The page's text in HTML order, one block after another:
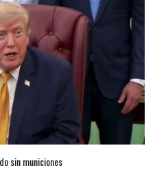
sin municiones